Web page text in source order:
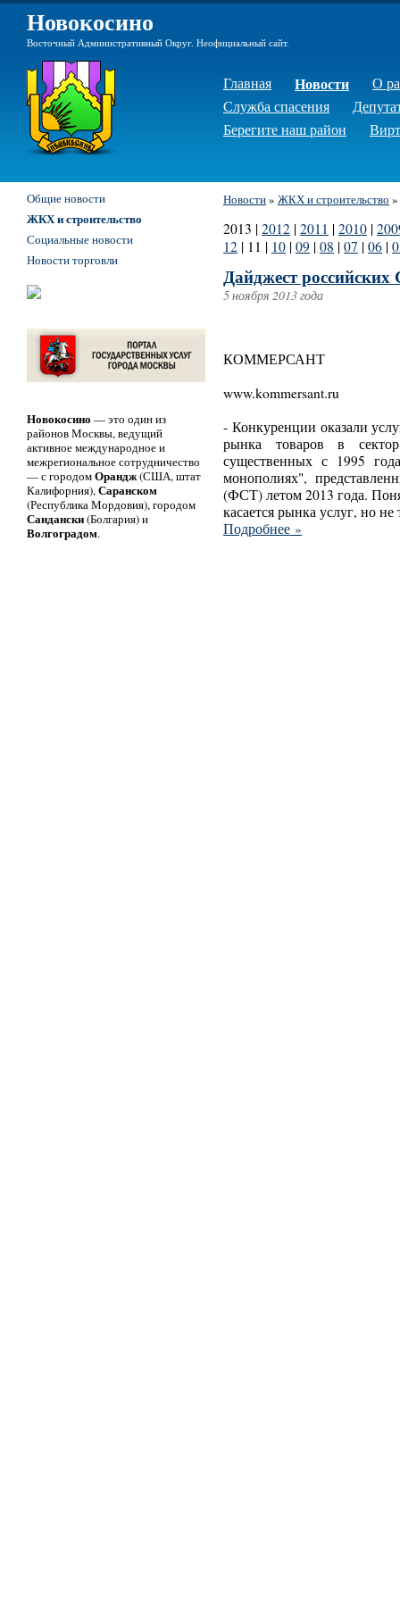
Новокосино
Восточный Административный Округ. Неофициальный сайт.
Главная Новости
О
Служба спасения
Берегите наш район
Новости» ЖКХ и строительство »
2013 | 2012 | 2011 | 2010 |
12 | 11 | 10 | 09 | 08 | 07 | 06 |
Дайджест
5 ноября 2013 года
КОММЕРСАНТ
www.kommersant.ru
- Конкуренции оказали
рынка товаров в
существенных с 1995
монополиях",
(ФСТ) летом 2013 года.
касается рынка услуг, но
Подробнее »
Общие новости
ЖКХ и строительство
Социальные новости
Новости торговли
Новокосино — это один из
районов Москвы, ведущий
активное международное и
межрегиональное сотрудничество
— с городомОрандж(США, штат
Калифорния),Саранском
(Республика Мордовия), городом
Сандански(Болгария) и
Волгоградом.